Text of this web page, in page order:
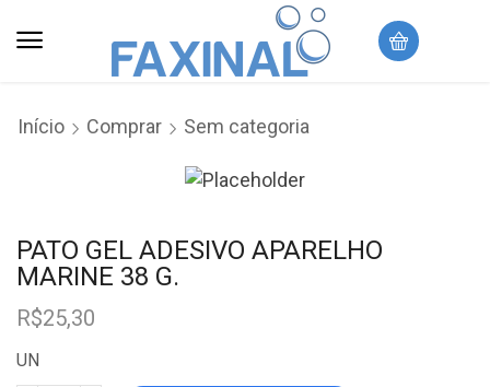
Início Comprar Sem categoria
PATO GEL ADESIVO APARELHO
MARINE 38 G.
R$25,30
UN